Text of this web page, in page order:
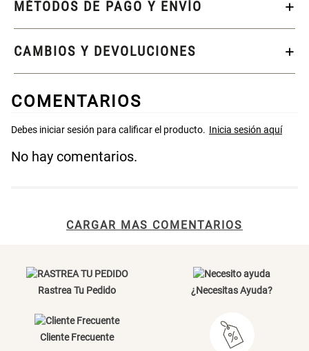
MÉTODOS DE PAGO Y ENVÍO
CAMBIOS Y DEVOLUCIONES
COMENTARIOS
No hay comentarios.
CARGAR MAS COMENTARIOS
Rastrea Tu Pedido ¿Necesitas Ayuda?
Cliente Frecuente
S/ 169.00
15,7x22,2x33,3 cm